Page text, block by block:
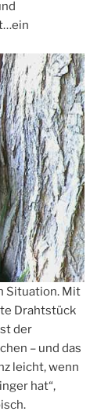
Situation. Mit
Drahtstück
der
– und das
leicht, wenn
hat“,